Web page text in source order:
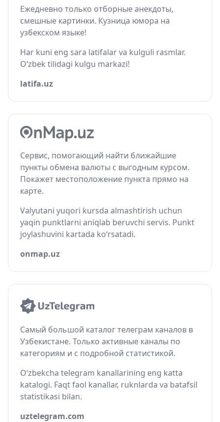
Ежедневно только отборные анекдоты,
смешные картинки. Кузница юмора на
узбекском языке!
Har kuni eng sara latifalar va kulguli rasmlar.
O‘zbek tilidagi kulgu markazi!
latifa.uz
Сервис, помогающий найти ближайшие
пункты обмена валюты с выгодным курсом.
Покажет местоположение пункта прямо на
карте.
Valyutani yuqori kursda almashtirish uchun
yaqin punktlarni aniqlab beruvchi servis. Punkt
joylashuvini kartada ko‘rsatadi.
onmap.uz
Самый большой каталог телеграм каналов в
Узбекистане. Только активные каналы по
категориям и с подробной статистикой.
O‘zbekcha telegram kanallarining eng katta
katalogi. Faqt faol kanallar, ruknlarda va batafsil
statistikasi bilan.
uztelegram.com